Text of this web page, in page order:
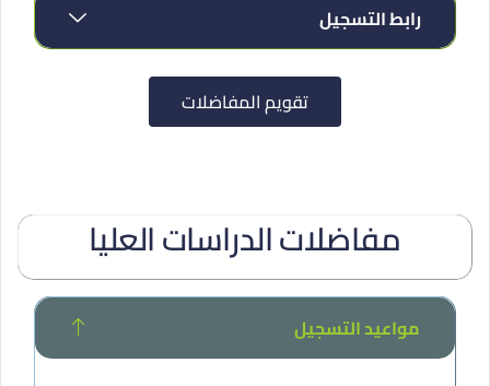
رابط التسجيل
تقويم المفاضلات
مفاضلات الدراسات العليا
مواعيد التسجيل